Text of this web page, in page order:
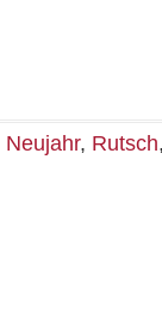
Neujahr, Rutsch